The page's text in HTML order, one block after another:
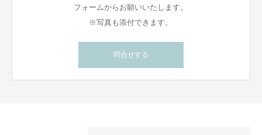
フォームからお願いいたします。
※写真も添付できます。
問合せする